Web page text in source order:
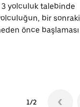
3 yolculuk talebinde
bir sonraki
önce başlaması
1/2